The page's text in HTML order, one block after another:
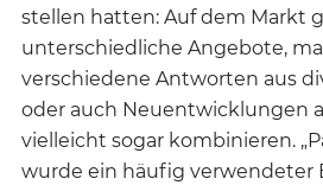
stellen hatten: Auf dem Markt
unterschiedliche Angebote,
verschiedene Antworten aus
oder auch Neuentwicklungen
vielleicht sogar kombinieren.
wurde ein häufig verwendeter